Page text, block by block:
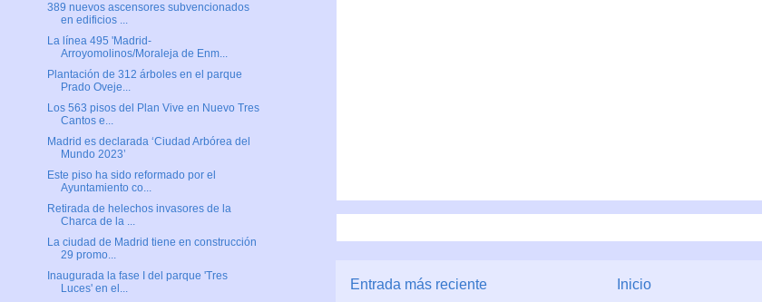
Entrada más reciente Inicio
389 nuevos ascensores subvencionados
en edificios ...
La línea 495 'Madrid-
Arroyomolinos/Moraleja de Enm...
Plantación de 312 árboles en el parque
Prado Oveje...
Los 563 pisos del Plan Vive en Nuevo Tres
Cantos e...
Madrid es declarada ‘Ciudad Arbórea del
Mundo 2023’
Este piso ha sido reformado por el
Ayuntamiento co...
Retirada de helechos invasores de la
Charca de la ...
La ciudad de Madrid tiene en construcción
29 promo...
Inaugurada la fase I del parque 'Tres
Luces' en el...